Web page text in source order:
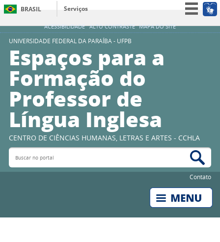
ACESSIBILIDADE ALTO CONTRASTE MAPA DO SITE
BRASIL
Serviços
Simplifique!
Acesso à informação
UNIVERSIDADE FEDERAL DA PARAÍBA - UFPB
Espaços para a
Formação do
Professor de
Língua Inglesa
CENTRO DE CIÊNCIAS HUMANAS, LETRAS E ARTES - CCHLA
Buscar no portal
Contato